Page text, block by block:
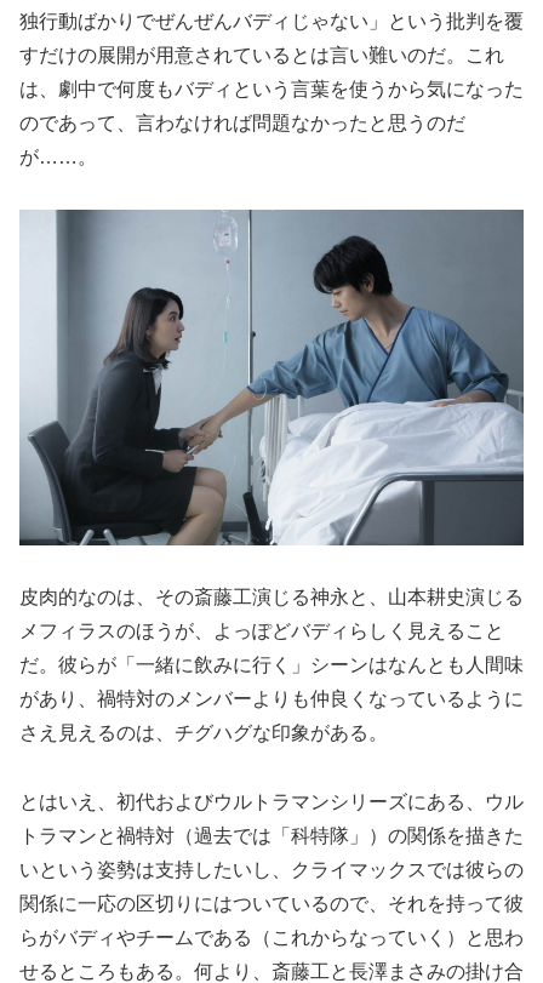
独行動ばかりでぜんぜんバディじゃない」という批判を覆
すだけの展開が用意されているとは言い難いのだ。これ
は、劇中で何度もバディという言葉を使うから気になった
のであって、言わなければ問題なかったと思うのだ
が……。
皮肉的なのは、その斎藤工演じる神永と、山本耕史演じる
メフィラスのほうが、よっぽどバディらしく見えること
だ。彼らが「一緒に飲みに行く」シーンはなんとも人間味
があり、禍特対のメンバーよりも仲良くなっているように
さえ見えるのは、チグハグな印象がある。
とはいえ、初代およびウルトラマンシリーズにある、ウル
トラマンと禍特対（過去では「科特隊」）の関係を描きた
いという姿勢は支持したいし、クライマックスでは彼らの
関係に一応の区切りにはついているので、それを持って彼
らがバディやチームである（これからなっていく）と思わ
せるところもある。何より、斎藤工と長澤まさみの掛け合